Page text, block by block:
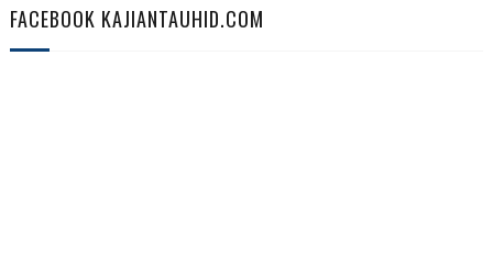
FACEBOOK KAJIANTAUHID.COM